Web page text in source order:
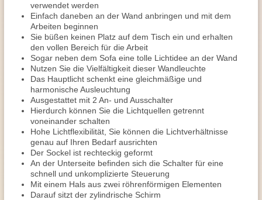
verwendet werden
Einfach daneben an der Wand anbringen und mit dem
Arbeiten beginnen
Sie büßen keinen Platz auf dem Tisch ein und erhalten
den vollen Bereich für die Arbeit
Sogar neben dem Sofa eine tolle Lichtidee an der Wand
Nutzen Sie die Vielfältigkeit dieser Wandleuchte
Das Hauptlicht schenkt eine gleichmäßige und
harmonische Ausleuchtung
Ausgestattet mit 2 An- und Ausschalter
Hierdurch können Sie die Lichtquellen getrennt
voneinander schalten
Hohe Lichtflexibilität, Sie können die Lichtverhältnisse
genau auf Ihren Bedarf ausrichten
Der Sockel ist rechteckig geformt
An der Unterseite befinden sich die Schalter für eine
schnell und unkomplizierte Steuerung
Mit einem Hals aus zwei röhrenförmigen Elementen
Darauf sitzt der zylindrische Schirm